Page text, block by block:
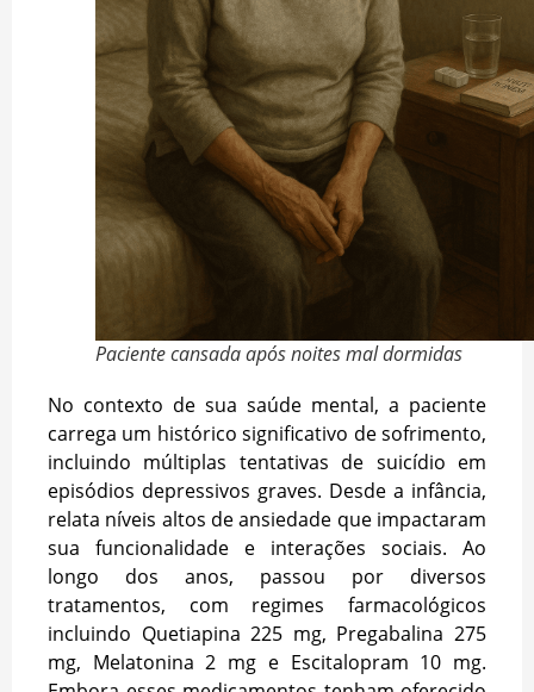
Paciente cansada após noites mal dormidas
No contexto de sua saúde mental, a paciente
carrega um histórico significativo de sofrimento,
incluindo múltiplas tentativas de suicídio em
episódios depressivos graves. Desde a infância,
relata níveis altos de ansiedade que impactaram
sua funcionalidade e interações sociais. Ao
longo dos anos, passou por diversos
tratamentos, com regimes farmacológicos
incluindo Quetiapina 225 mg, Pregabalina 275
mg, Melatonina 2 mg e Escitalopram 10 mg.